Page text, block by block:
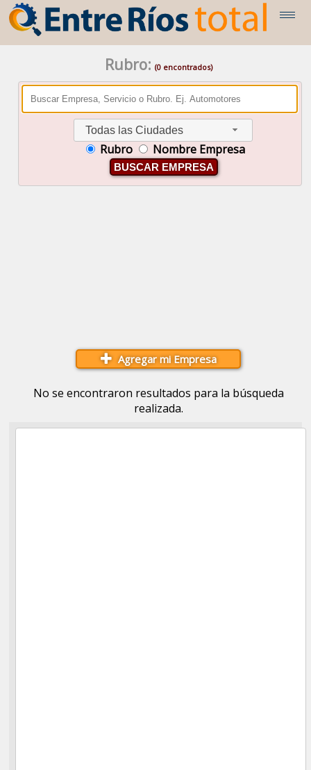
Rubro: (0 encontrados)
Todas las Ciudades
Rubro Nombre Empresa
BUSCAR EMPRESA
Agregar mi Empresa
No se encontraron resultados para la búsqueda
realizada.